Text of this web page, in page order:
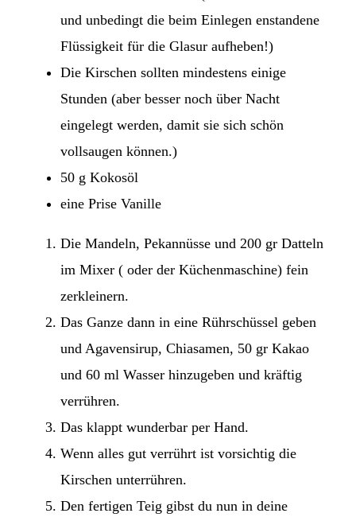
und unbedingt die beim Einlegen enstandene
Flüssigkeit für die Glasur aufheben!)
Die Kirschen sollten mindestens einige
Stunden (aber besser noch über Nacht
eingelegt werden, damit sie sich schön
vollsaugen können.)
50 g Kokosöl
eine Prise Vanille
Die Mandeln, Pekannüsse und 200 gr Datteln
im Mixer ( oder der Küchenmaschine) fein
zerkleinern.
Das Ganze dann in eine Rührschüssel geben
und Agavensirup, Chiasamen, 50 gr Kakao
und 60 ml Wasser hinzugeben und kräftig
verrühren.
Das klappt wunderbar per Hand.
Wenn alles gut verrührt ist vorsichtig die
Kirschen unterrühren.
Den fertigen Teig gibst du nun in deine